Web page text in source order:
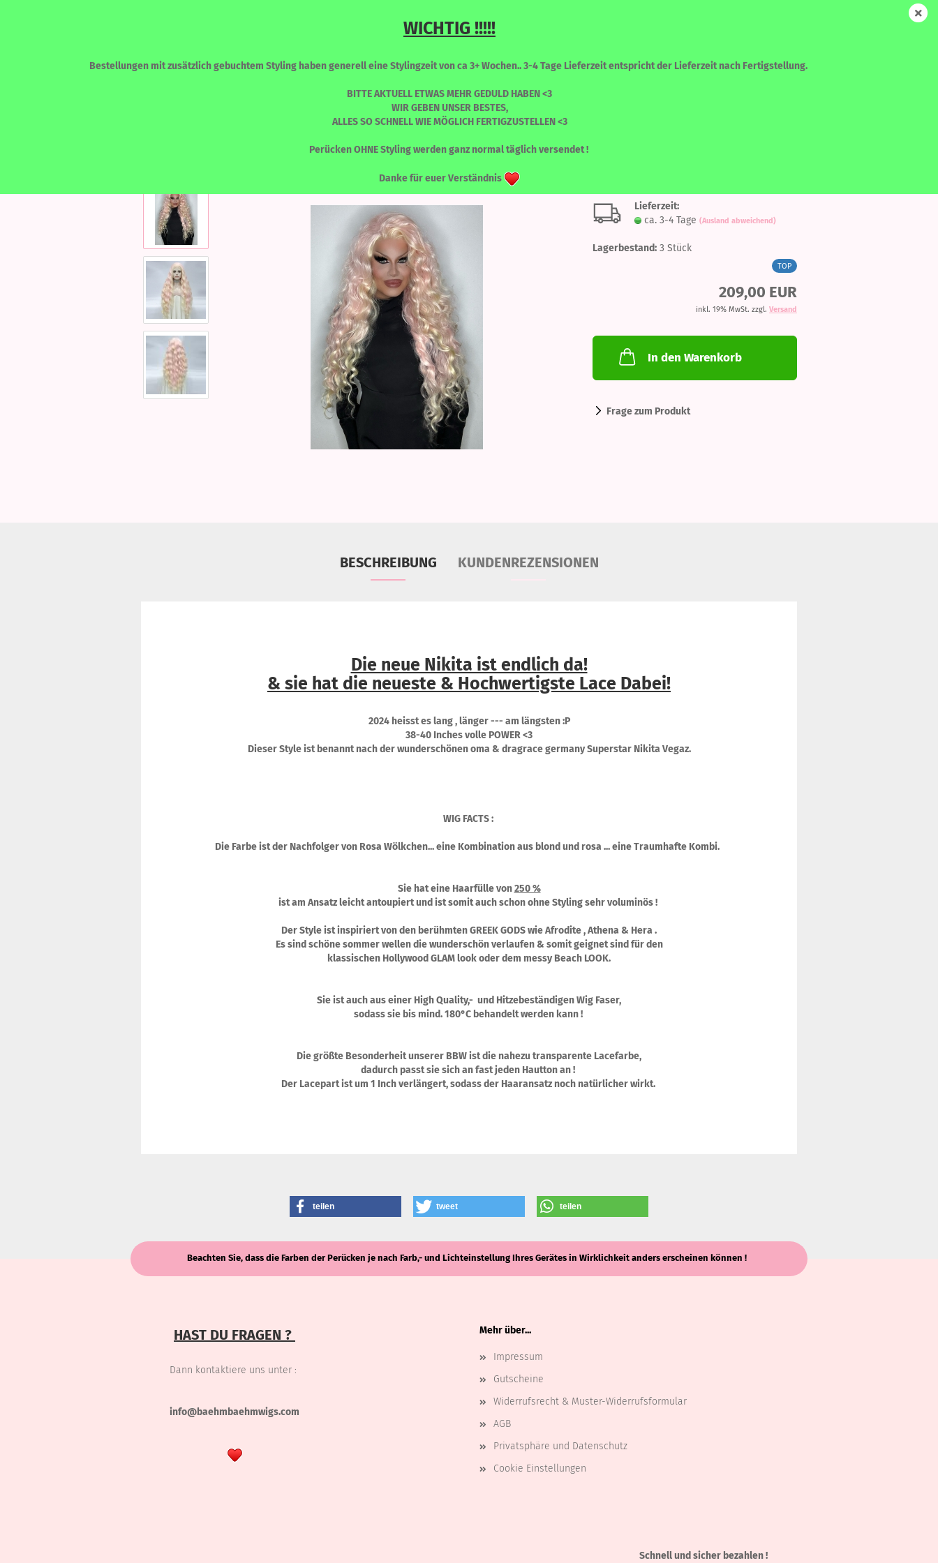
E-Mail
Passwort
0,00 EUR
WICHTIG !!!!!
Bestellungen mit zusätzlich gebuchtem Styling haben generell eine Stylingzeit von ca 3+ Wochen.. 3-4 Tage Lieferzeit entspricht der Lieferzeit nach Fertigstellung.
BITTE AKTUELL ETWAS MEHR GEDULD HABEN <3
WIR GEBEN UNSER BESTES,
ALLES SO SCHNELL WIE MÖGLICH FERTIGZUSTELLEN <3
Perücken OHNE Styling werden ganz normal täglich versendet !
Danke für euer Verständnis
LACEFRONT PERÜCKEN PERÜCKEN - FARBLICH SORTIERT WIMPERN
den
Lieferzeit:
ca. 3-4 Tage (Ausland abweichend)
Lagerbestand: 3 Stück
TOP
209,00 EUR
inkl. 19% MwSt. zzgl. Versand
In den Warenkorb
Frage zum Produkt
BESCHREIBUNG KUNDENREZENSIONEN
Die neue Nikita ist endlich da!
& sie hat die neueste & Hochwertigste Lace Dabei!
2024 heisst es lang , länger --- am längsten :P
38-40 Inches volle POWER <3
Dieser Style ist benannt nach der wunderschönen oma & dragrace germany Superstar Nikita Vegaz.
WIG FACTS :
Die Farbe ist der Nachfolger von Rosa Wölkchen... eine Kombination aus blond und rosa ... eine Traumhafte Kombi.
Sie hat eine Haarfülle von250 %
ist am Ansatz leicht antoupiert und ist somit auch schon ohne Styling sehr voluminös !
Der Style ist inspiriert von den berühmten GREEK GODS wie Afrodite , Athena & Hera .
Es sind schöne sommer wellen die wunderschön verlaufen & somit geignet sind für den
klassischen Hollywood GLAM look oder dem messy Beach LOOK.
Sie ist auch aus einer High Quality,- und Hitzebeständigen Wig Faser,
sodass sie bis mind. 180°C behandelt werden kann !
Die größte Besonderheit unserer BBW ist die nahezu transparente Lacefarbe,
dadurch passt sie sich an fast jeden Hautton an !
Der Lacepart ist um 1 Inch verlängert, sodass der Haaransatz noch natürlicher wirkt.
teilen tweet teilen
Beachten Sie, dass die Farben der Perücken je nach Farb,- und Lichteinstellung Ihres Gerätes in Wirklichkeit anders erscheinen können !
HAST DU FRAGEN ?
Dann kontaktiere uns unter :
info@baehmbaehmwigs.com
Mehr über...
Impressum
Gutscheine
Widerrufsrecht & Muster-Widerrufsformular
AGB
Privatsphäre und Datenschutz
Cookie Einstellungen
Schnell und sicher bezahlen !